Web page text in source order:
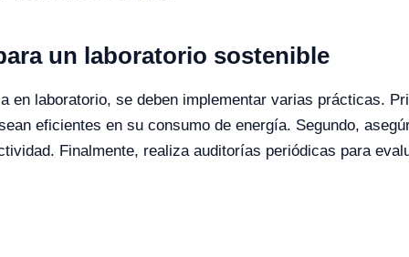
un laboratorio sostenible
en laboratorio, se deben implementar varias prácticas.
eficientes en su consumo de energía. Segundo,
Finalmente, realiza auditorías periódicas para